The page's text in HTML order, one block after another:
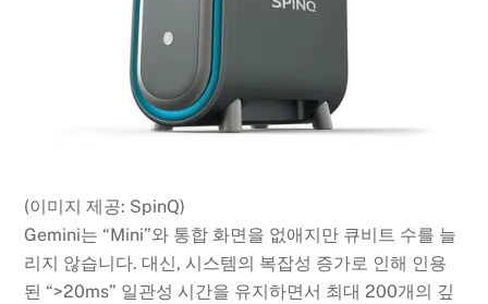
(이미지 제공: SpinQ)
Gemini는 “Mini”와 통합 화면을 없애지만 큐비트 수를 늘
리지 않습니다. 대신, 시스템의 복잡성 증가로 인해 인용
된 “>20ms” 일관성 시간을 유지하면서 최대 200개의 깊